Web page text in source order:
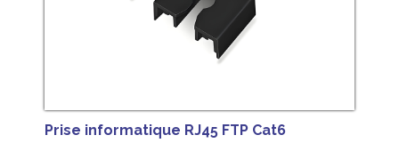
Prise informatique RJ45 FTP Cat6